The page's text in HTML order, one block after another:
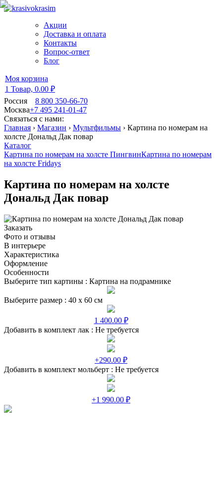
Акции
Доставка и оплата
Контакты
Вопрос-ответ
Блог
Моя корзина
1 Товар, 0.00 ₽
Россия
8 800 350-66-70
Москва+7 495 241-01-47
Связаться с нами:
Главная › Магазин › Мультфильмы › Картина по номерам на
холсте Дональд Дак повар
Каталог
Картина по номерам на холсте ПингвинКартина по номерам
на холсте Fridays
Картина по номерам на холсте
Дональд Дак повар
Заказать
Фото и отзывы
В интерьере
Характеристика
Оформление
Особенности
Выберите тип картины : Картина на подрамнике
Выберите размер : 40 х 60 см
1 400.00 ₽
Добавить в комплект лак : Не требуется
+290.00 ₽
Добавить в комплект мольберт : Не требуется
+1 990.00 ₽